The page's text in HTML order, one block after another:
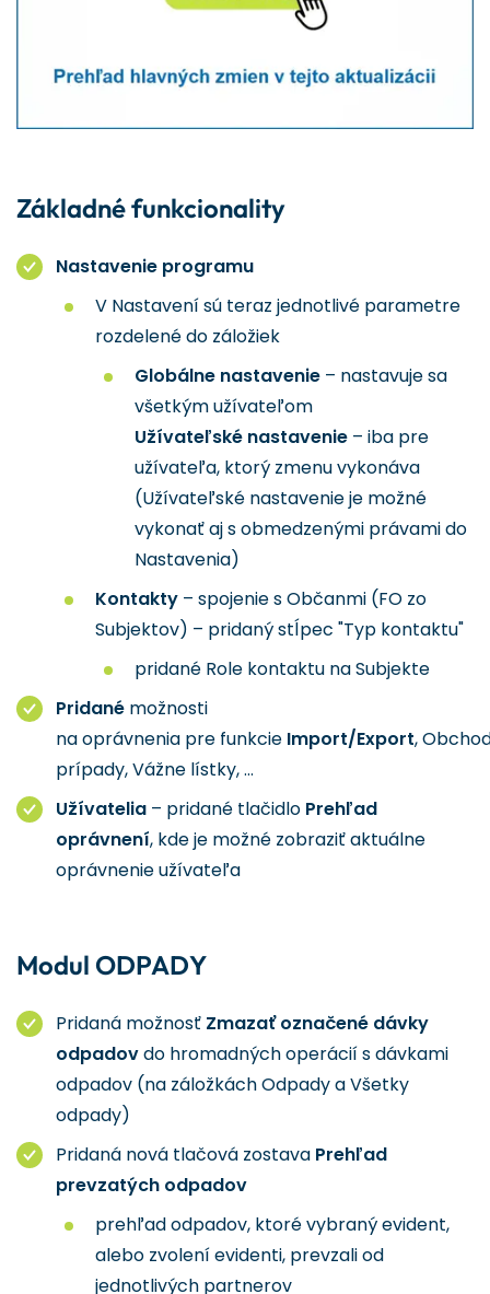
Základné funkcionality
Nastavenie programu
V Nastavení sú teraz jednotlivé parametre
rozdelené do záložiek
Globálne nastavenie – nastavuje sa
všetkým užívateľom
Užívateľské nastavenie – iba pre
užívateľa, ktorý zmenu vykonáva
(Užívateľské nastavenie je možné
vykonať aj s obmedzenými právami do
Nastavenia)
Kontakty – spojenie s Občanmi (FO zo
Subjektov) – pridaný stĺpec "Typ kontaktu"
pridané Role kontaktu na Subjekte
Pridané možnosti
na oprávnenia pre funkcie Import/Export,
prípady, Vážne lístky, ...
Užívatelia – pridané tlačidlo Prehľad
oprávnení, kde je možné zobraziť aktuálne
oprávnenie užívateľa
Modul ODPADY
Pridaná možnosť Zmazať označené dávky
odpadovdo hromadných operácií s dávkami
odpadov (na záložkách Odpady a Všetky
odpady)
Pridaná nová tlačová zostava Prehľad
prevzatých odpadov
prehľad odpadov, ktoré vybraný evident,
alebo zvolení evidenti, prevzali od
jednotlivých partnerov